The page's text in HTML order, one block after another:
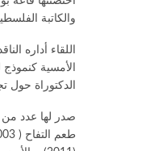
والكاتبة
اللقاء أداره
الدكتوراة حول